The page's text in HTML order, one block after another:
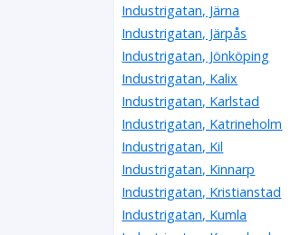
Industrigatan, Järna
Industrigatan, Järpås
Industrigatan, Jönköping
Industrigatan, Kalix
Industrigatan, Karlstad
Industrigatan, Katrineholm
Industrigatan, Kil
Industrigatan, Kinnarp
Industrigatan, Kristianstad
Industrigatan, Kumla